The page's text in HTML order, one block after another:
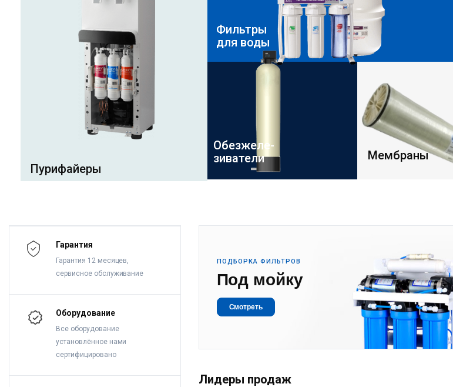
Пурифайеры
Фильтры
для воды
Обезжеле-
зиватели
Мембраны
Гарантия
Гарантия 12 месяцев,
сервисное обслуживание
Оборудование
Все оборудование
установлённое нами
сертифицировано
ПОДБОРКА ФИЛЬТРОВ
Под мойку
Смотреть
Лидеры продаж